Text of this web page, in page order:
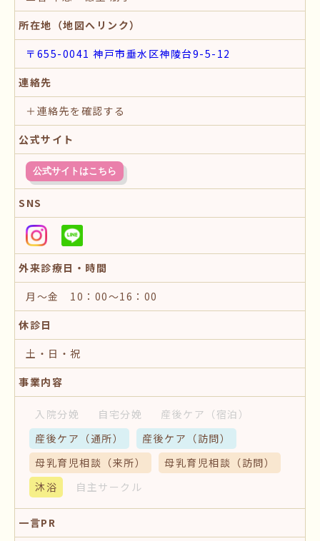
所在地（地図へリンク）
〒655-0041 神戸市垂水区神陵台9-5-12
連絡先
＋連絡先を確認する
公式サイト
公式サイトはこちら
SNS
外来診療日・時間
月～金 10：00～16：00
休診日
土・日・祝
事業内容
入院分娩 自宅分娩 産後ケア （宿泊）
産後ケア （通所） 産後ケア （訪問）
母乳育児相談 （来所） 母乳育児相談 （訪問）
沐浴
自主サークル
一言PR